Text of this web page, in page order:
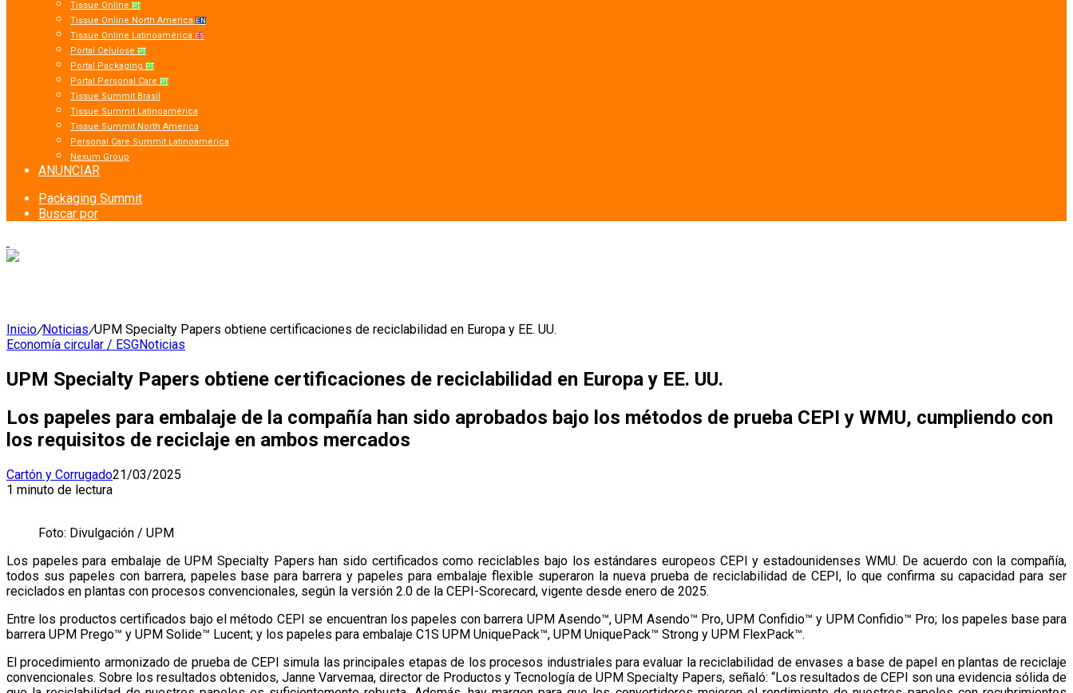
Tissue Online PT
Tissue Online North America EN
Tissue Online Latinoamérica ES
Portal Celulose PT
Portal Packaging PT
Portal Personal Care PT
Tissue Summit Brasil
Tissue Summit Latinoamérica
Tissue Summit North America
Personal Care Summit Latinoamérica
Nexum Group
ANUNCIAR
Packaging Summit
Buscar por
Inicio/Noticias/UPM Specialty Papers obtiene certificaciones de reciclabilidad en Europa y EE. UU.
Economía circular / ESGNoticias
UPM Specialty Papers obtiene certificaciones de reciclabilidad en Europa y EE. UU.
Los papeles para embalaje de la compañía han sido aprobados bajo los métodos de prueba CEPI y WMU, cumpliendo con
los requisitos de reciclaje en ambos mercados
Cartón y Corrugado21/03/2025
1 minuto de lectura
Foto: Divulgación / UPM
Los papeles para embalaje de UPM Specialty Papers han sido certificados como reciclables bajo los estándares europeos CEPI y estadounidenses WMU. De acuerdo con la compañía,
todos sus papeles con barrera, papeles base para barrera y papeles para embalaje flexible superaron la nueva prueba de reciclabilidad de CEPI, lo que confirma su capacidad para ser
reciclados en plantas con procesos convencionales, según la versión 2.0 de la CEPI-Scorecard, vigente desde enero de 2025.
Entre los productos certificados bajo el método CEPI se encuentran los papeles con barrera UPM Asendo™, UPM Asendo™ Pro, UPM Confidio™ y UPM Confidio™ Pro; los papeles base para
barrera UPM Prego™ y UPM Solide™ Lucent; y los papeles para embalaje C1S UPM UniquePack™, UPM UniquePack™ Strong y UPM FlexPack™.
El procedimiento armonizado de prueba de CEPI simula las principales etapas de los procesos industriales para evaluar la reciclabilidad de envases a base de papel en plantas de reciclaje
convencionales. Sobre los resultados obtenidos, Janne Varvemaa, director de Productos y Tecnología de UPM Specialty Papers, señaló: “Los resultados de CEPI son una evidencia sólida de